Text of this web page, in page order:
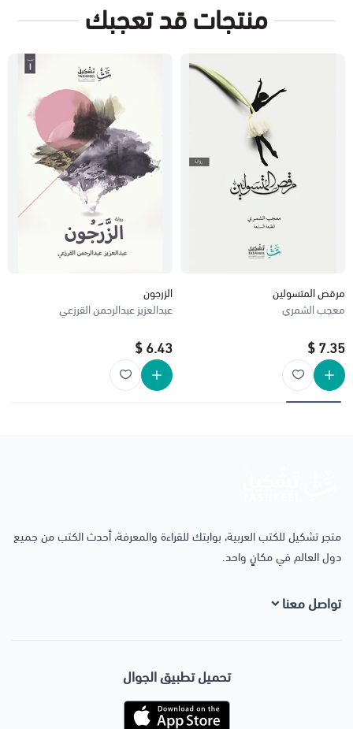
منتجات قد تعجبك
مرقص المتسولين
معجب الشمري
7.35 $
الزرجون
عبدالعزيز عبدالرحمن القرزعي
6.43 $
متجر تشكيل للكتب العربية، بوابتك للقراءة والمعرفة، أحدث الكتب من جميع
دول العالم في مكانٍ واحد.
تواصل معنا
store@tashkeell.sa
تحميل تطبيق الجوال